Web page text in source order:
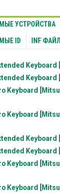
УСТРОЙСТВА
ID INF
Keyboard
Keyboard
Keyboard
Keyboard
Keyboard
Keyboard
Keyboard
Keyboard